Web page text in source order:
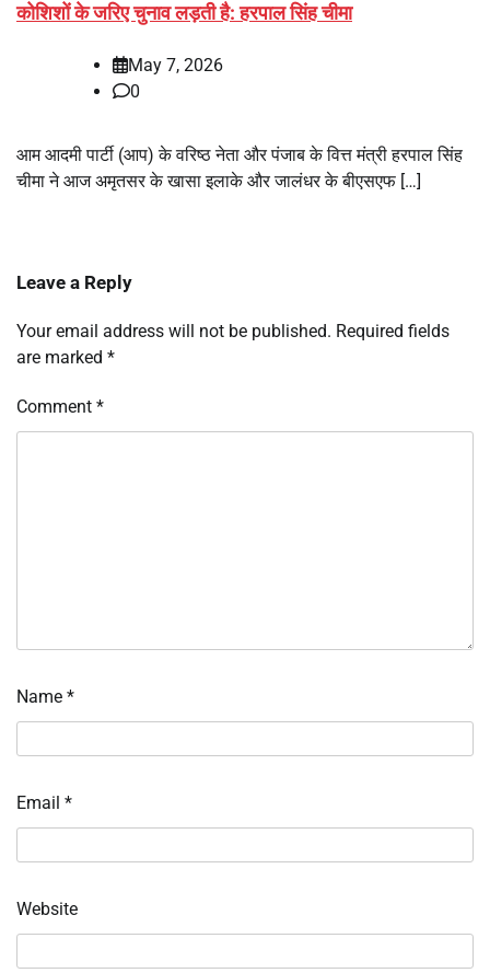
कोशिशों के जरिए चुनाव लड़ती है: हरपाल सिंह चीमा
May 7, 2026
0
आम आदमी पार्टी (आप) के वरिष्ठ नेता और पंजाब के वित्त मंत्री हरपाल सिंह
चीमा ने आज अमृतसर के खासा इलाके और जालंधर के बीएसएफ […]
Leave a Reply
Your email address will not be published. Required fields
are marked *
Comment *
Name *
Email *
Website